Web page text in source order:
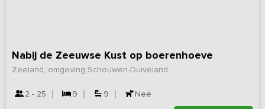
Nabij de Zeeuwse Kust op boerenhoeve
Zeeland, omgeving Schouwen-Duiveland
2 - 25 9 9 Nee